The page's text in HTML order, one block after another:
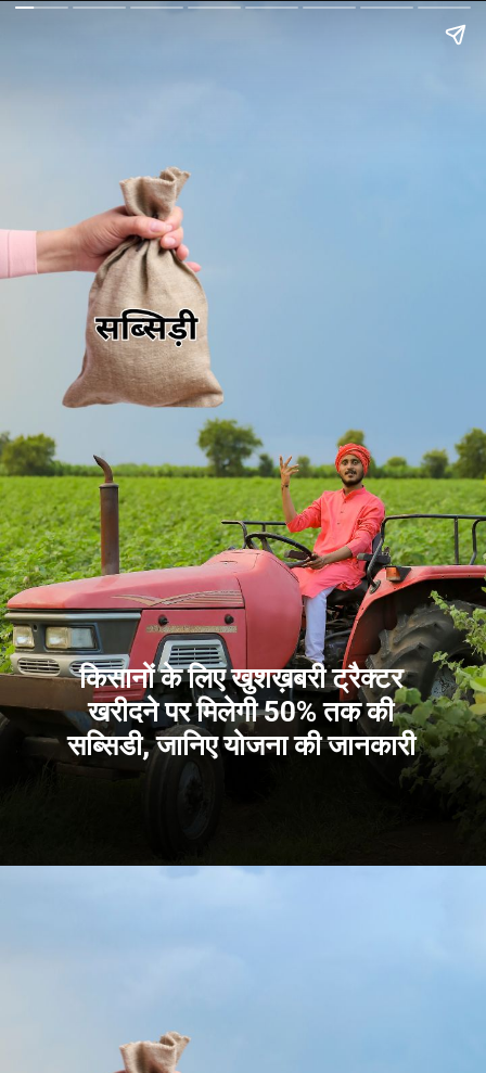
किसानों के लिए खुशख़बरी ट्रैक्टर
खरीदने पर मिलेगी 50% तक की
सब्सिडी, जानिए योजना की जानकारी